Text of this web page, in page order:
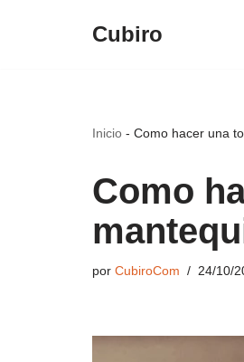
Cubiro
Inicio - Como hacer una
Como
por CubiroCom 24/10/